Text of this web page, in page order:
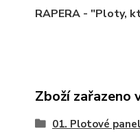
RAPERA - "Ploty,
Zboží zařazeno
01. Plotové